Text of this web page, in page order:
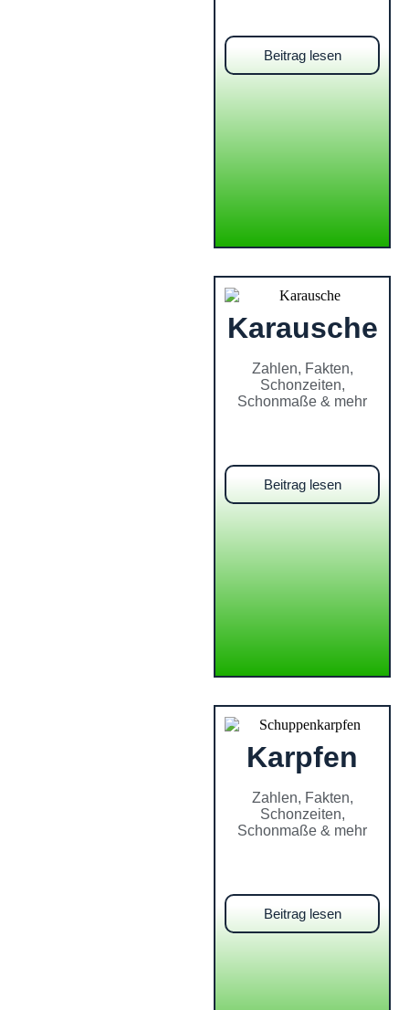
Beitrag lesen
Karausche
Zahlen, Fakten,
Schonzeiten,
Schonmaße & mehr
Beitrag lesen
Karpfen
Zahlen, Fakten,
Schonzeiten,
Schonmaße & mehr
Beitrag lesen